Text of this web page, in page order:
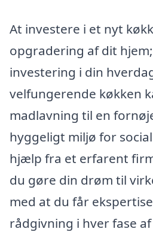
At investere i et nyt
opgradering af dit
investering i din
velfungerende køkken
madlavning til en
hyggeligt miljø for
hjælp fra et erfarent
du gøre din drøm til
med at du får
rådgivning i hver fase